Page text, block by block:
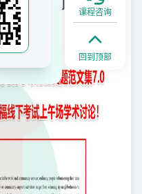
！恭喜刷到原题的同
课程咨询
回到顶部